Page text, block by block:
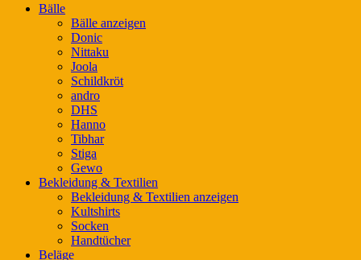
Bälle
Bälle anzeigen
Donic
Nittaku
Joola
Schildkröt
andro
DHS
Hanno
Tibhar
Stiga
Gewo
Bekleidung & Textilien
Bekleidung & Textilien anzeigen
Kultshirts
Socken
Handtücher
Beläge